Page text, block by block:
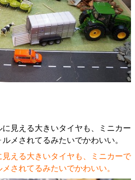
える大きいタイヤも、ミニカーで
されてるみたいでかわいい。